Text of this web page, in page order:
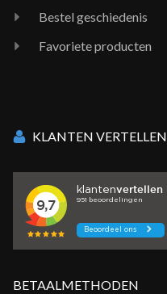
Bestel geschiedenis
Favoriete producten
KLANTEN VERTELLEN
BETAALMETHODEN